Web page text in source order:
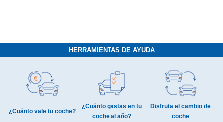
HERRAMIENTAS DE AYUDA
¿Cuánto vale tu coche?
¿Cuánto gastas en tu
coche al año?
Disfruta el cambio de
coche